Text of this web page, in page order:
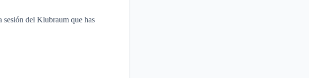
sesión del Klubraum que has